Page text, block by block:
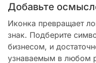
Добавьте
Иконка превращает
знак. Подберите
бизнесом, и
узнаваемым в любом